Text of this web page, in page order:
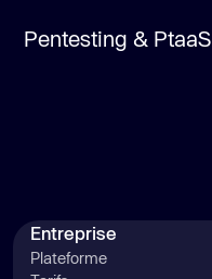
Pentesting & PtaaS
Entreprise
Plateforme